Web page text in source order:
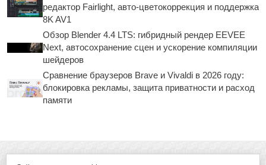
редактор Fairlight, авто-цветокоррекция и поддержка
8K AV1
Обзор Blender 4.4 LTS: гибридный рендер EEVEE
Next, автосохранение сцен и ускорение компиляции
шейдеров
Сравнение браузеров Brave и Vivaldi в 2026 году:
блокировка рекламы, защита приватности и расход
памяти